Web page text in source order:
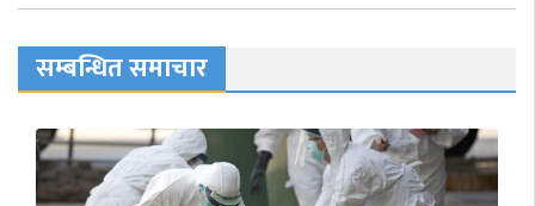
सम्बन्धित समाचार